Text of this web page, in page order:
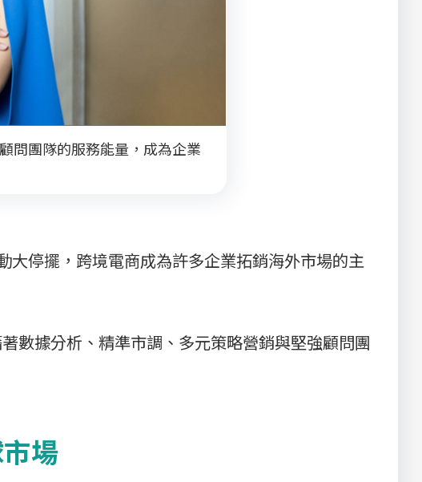
問團隊的服務能量，成為企業
停擺，跨境電商成為許多企業拓銷海外市場的主
據分析、精準市調、多元策略營銷與堅強顧問團
場